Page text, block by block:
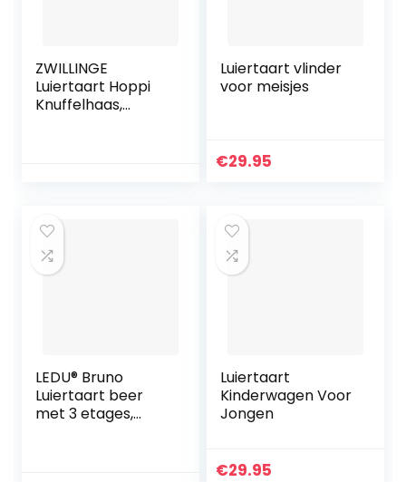
ZWILLINGE
Luiertaart Hoppi
Knuffelhaas,
Luiertaart vlinder
voor meisjes
€29.95
LEDU® Bruno
Luiertaart beer
met 3 etages,
Luiertaart
Kinderwagen Voor
Jongen
€29.95